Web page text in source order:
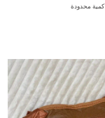
كمية محدودة